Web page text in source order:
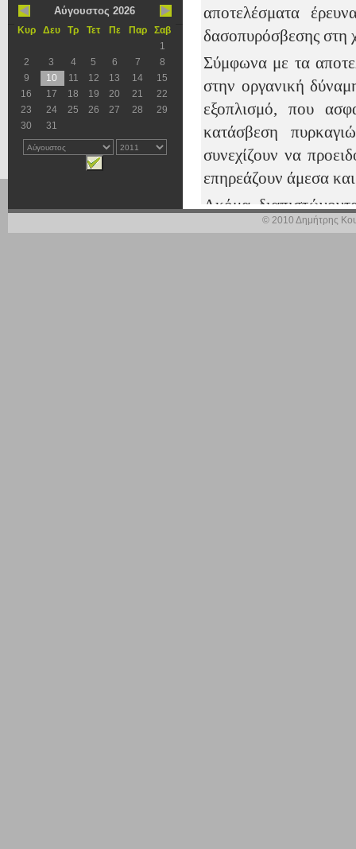
Αύγουστος 2026
Κυρ Δευ Τρ Τετ Πε Παρ
Σαβ
1
2
3 4 5 6 7
8
9
10 11 12 13 14
15
16
17 18 19 20 21
22
23
24 25 26 27 28
29
30
31
αποτελέσματα
δασοπυρόσβεσης στη
Σύμφωνα με τα
στην οργανική
εξοπλισμό, που
κατάσβεση
συνεχίζουν να
επηρεάζουν άμεσα
Ακόμα,
ελλείψεις στη
© 2010 Δημήτρης